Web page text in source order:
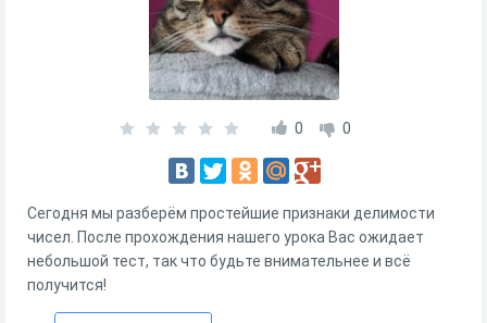
0 0
Сегодня мы разберём простейшие признаки делимости
чисел. После прохождения нашего урока Вас ожидает
небольшой тест, так что будьте внимательнее и всё
получится!